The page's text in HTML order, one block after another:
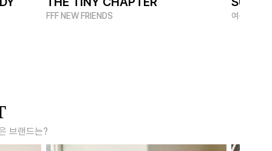
FFF NEW FRIENDS 여름 멋쟁
브랜드는?